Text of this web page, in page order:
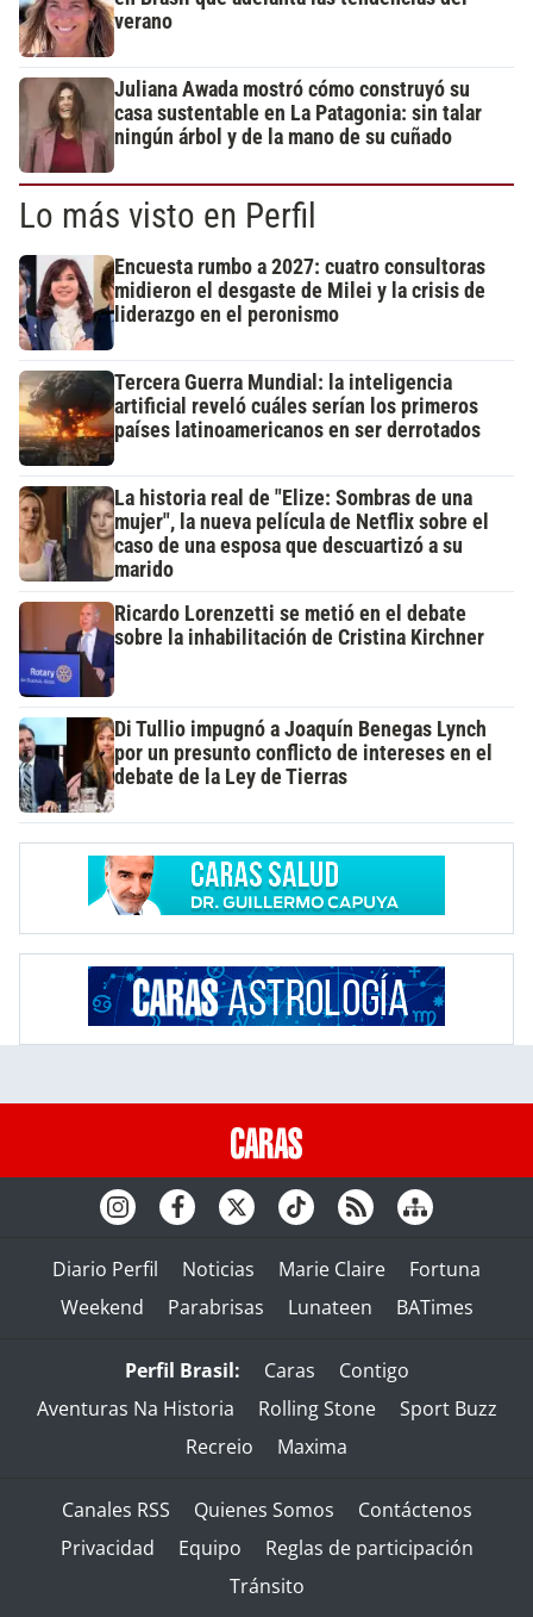
verano
Juliana Awada mostró cómo construyó su
casa sustentable en La Patagonia: sin talar
ningún árbol y de la mano de su cuñado
Lo más visto en Perfil
Encuesta rumbo a 2027: cuatro consultoras
midieron el desgaste de Milei y la crisis de
liderazgo en el peronismo
Tercera Guerra Mundial: la inteligencia
artificial reveló cuáles serían los primeros
países latinoamericanos en ser derrotados
La historia real de "Elize: Sombras de una
mujer", la nueva película de Netflix sobre el
caso de una esposa que descuartizó a su
marido
Ricardo Lorenzetti se metió en el debate
sobre la inhabilitación de Cristina Kirchner
Di Tullio impugnó a Joaquín Benegas Lynch
por un presunto conflicto de intereses en el
debate de la Ley de Tierras
Diario Perfil Noticias Marie Claire
Fortuna
Weekend
Parabrisas Lunateen BATimes
Perfil Brasil: Caras
Contigo
Aventuras Na Historia
Rolling Stone
Sport Buzz
Recreio
Maxima
Canales RSS Quienes Somos
Contáctenos
Privacidad
Equipo
Reglas de participación
Tránsito